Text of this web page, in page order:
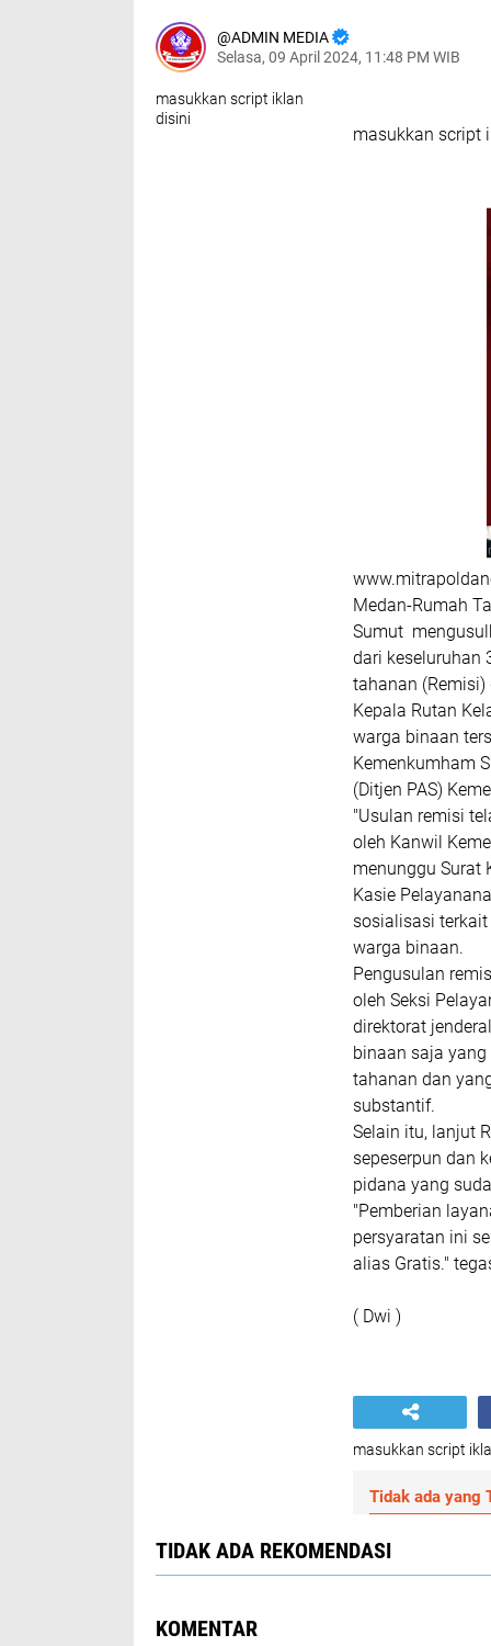
ADMIN MEDIA
Selasa, 09 April 2024, 11:48 PM WIB
masukkan script iklan
disini
masukkan script
Medan-Rumah
Sumut
dari keseluruhan
tahanan
Kepala Rutan
warga binaan
Kemenkumham
(Ditjen PAS)
"Usulan remisi
oleh Kanwil
menunggu Surat
Kasie
sosialisasi
warga binaan.
Pengusulan
oleh Seksi
direktorat
binaan saja
tahanan dan
substantif.
Selain itu, lanjut
sepeserpun dan
pidana yang
"Pemberian
persyaratan ini
alias Gratis."
( Dwi )
masukkan script
Tidak ada yang
TIDAK ADA REKOMENDASI
KOMENTAR